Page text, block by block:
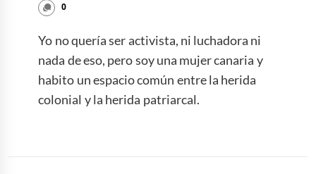
0
Yo no quería ser activista, ni luchadora ni
nada de eso, pero soy una mujer canaria y
habito un espacio común entre la herida
colonial y la herida patriarcal.